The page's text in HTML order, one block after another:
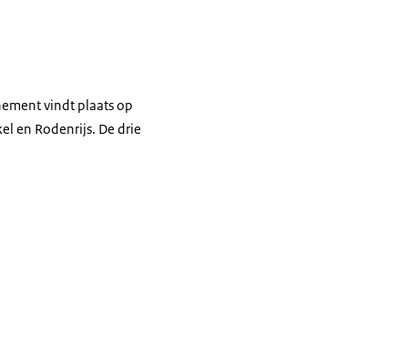
vindt plaats op
en Rodenrijs. De drie